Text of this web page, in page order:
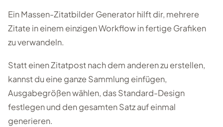
Ein Massen-Zitatbilder Generator hilft dir, mehrere
Zitate in einem einzigen Workflow in fertige Grafiken
zu verwandeln.
Statt einen Zitatpost nach dem anderen zu erstellen,
kannst du eine ganze Sammlung einfügen,
Ausgabegrößen wählen, das Standard-Design
festlegen und den gesamten Satz auf einmal
generieren.